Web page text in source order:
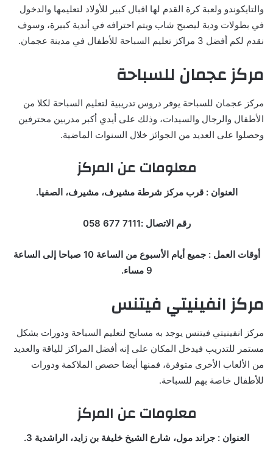
والتايكوندو ولعبة كرة القدم لها اقبال كبير للأولاد لتعليمها والدخول
في بطولات ودية ليصبح شاب ويتم احترافه في أندية كبيرة، وسوف
نقدم لكم أفضل 3 مراكز تعليم السباحة للأطفال في مدينة عجمان.
مركز عجمان للسباحة
مركز عجمان للسباحة يوفر دروس تدريبية لتعليم السباحة لكلا من
الأطفال والرجال والسيدات، وذلك على أيدي أكبر مدربين محترفين
وحصلوا على العديد من الجوائز خلال السنوات الماضية.
معلومات عن المركز
العنوان : قرب مركز شرطة مشيرف، مشيرف، الصفيا.
رقم الاتصال :7111 677 058
أوقات العمل : جميع أيام الأسبوع من الساعة 10 صباحا إلى الساعة
9 مساء.
مركز انفينيتي فيتنس
مركز انفينيتي فيتنس يوجد به مسابح لتعليم السباحة ودورات بشكل
مستمر للتدريب فيدخل المكان على إنه أفضل المراكز للياقة والعديد
من الألعاب الأخرى متوفرة، فمنها أيضا حصص الملاكمة ودورات
للأطفال خاصة بهم للسباحة.
معلومات عن المركز
العنوان : جراند مول، شارع الشيخ خليفة بن زايد، الراشدية 3.